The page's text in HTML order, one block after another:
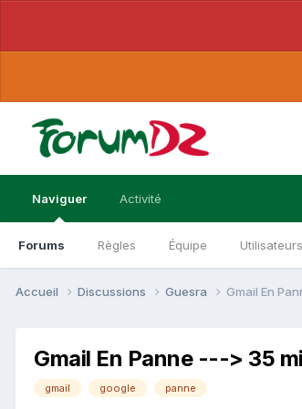
Naviguer
Forums Règles Équipe
Activité
Accueil Discussions Guesra Gmail En
Gmail En Panne ---> 35
gmail google panne